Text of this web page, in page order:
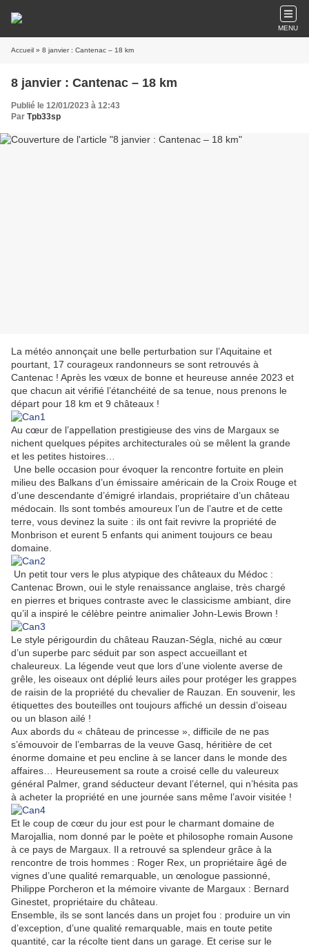
MENU
Accueil » 8 janvier : Cantenac – 18 km
8 janvier : Cantenac – 18 km
Publié le 12/01/2023 à 12:43
Par Tpb33sp
La météo annonçait une belle perturbation sur l’Aquitaine et
pourtant, 17 courageux randonneurs se sont retrouvés à
Cantenac ! Après les vœux de bonne et heureuse année 2023 et
que chacun ait vérifié l’étanchéité de sa tenue, nous prenons le
départ pour 18 km et 9 châteaux !
Au cœur de l’appellation prestigieuse des vins de Margaux se
nichent quelques pépites architecturales où se mêlent la grande
et les petites histoires…
Une belle occasion pour évoquer la rencontre fortuite en plein
milieu des Balkans d’un émissaire américain de la Croix Rouge et
d’une descendante d’émigré irlandais, propriétaire d’un château
médocain. Ils sont tombés amoureux l’un de l’autre et de cette
terre, vous devinez la suite : ils ont fait revivre la propriété de
Monbrison et eurent 5 enfants qui animent toujours ce beau
domaine.
Un petit tour vers le plus atypique des châteaux du Médoc :
Cantenac Brown, oui le style renaissance anglaise, très chargé
en pierres et briques contraste avec le classicisme ambiant, dire
qu’il a inspiré le célèbre peintre animalier John-Lewis Brown !
Le style périgourdin du château Rauzan-Ségla, niché au cœur
d’un superbe parc séduit par son aspect accueillant et
chaleureux. La légende veut que lors d’une violente averse de
grêle, les oiseaux ont déplié leurs ailes pour protéger les grappes
de raisin de la propriété du chevalier de Rauzan. En souvenir, les
étiquettes des bouteilles ont toujours affiché un dessin d’oiseau
ou un blason ailé !
Aux abords du « château de princesse », difficile de ne pas
s’émouvoir de l’embarras de la veuve Gasq, héritière de cet
énorme domaine et peu encline à se lancer dans le monde des
affaires… Heureusement sa route a croisé celle du valeureux
général Palmer, grand séducteur devant l’éternel, qui n’hésita pas
à acheter la propriété en une journée sans même l’avoir visitée !
Et le coup de cœur du jour est pour le charmant domaine de
Marojallia, nom donné par le poète et philosophe romain Ausone
à ce pays de Margaux. Il a retrouvé sa splendeur grâce à la
rencontre de trois hommes : Roger Rex, un propriétaire âgé de
vignes d’une qualité remarquable, un œnologue passionné,
Philippe Porcheron et la mémoire vivante de Margaux : Bernard
Ginestet, propriétaire du château.
Ensemble, ils se sont lancés dans un projet fou : produire un vin
d’exception, d’une qualité remarquable, mais en toute petite
quantité, car la récolte tient dans un garage. Et cerise sur le